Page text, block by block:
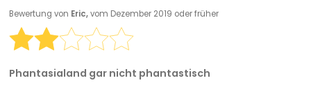
Bewertung von Eric,vom Dezember 2019 oder früher
Phantasialand gar nicht phantastisch